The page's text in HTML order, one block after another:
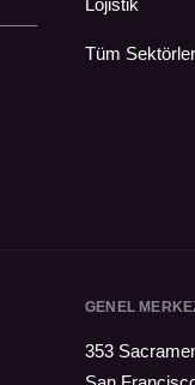
Lojistik
Tüm Sektörler
GENEL
353